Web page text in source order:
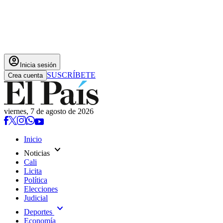
account_circle Inicia sesión
Crea cuenta SUSCRÍBETE
viernes, 7 de agosto de 2026
Inicio
Noticias expand_more
Cali
Licita
Política
Elecciones
Judicial
Deportes expand_more
Economía